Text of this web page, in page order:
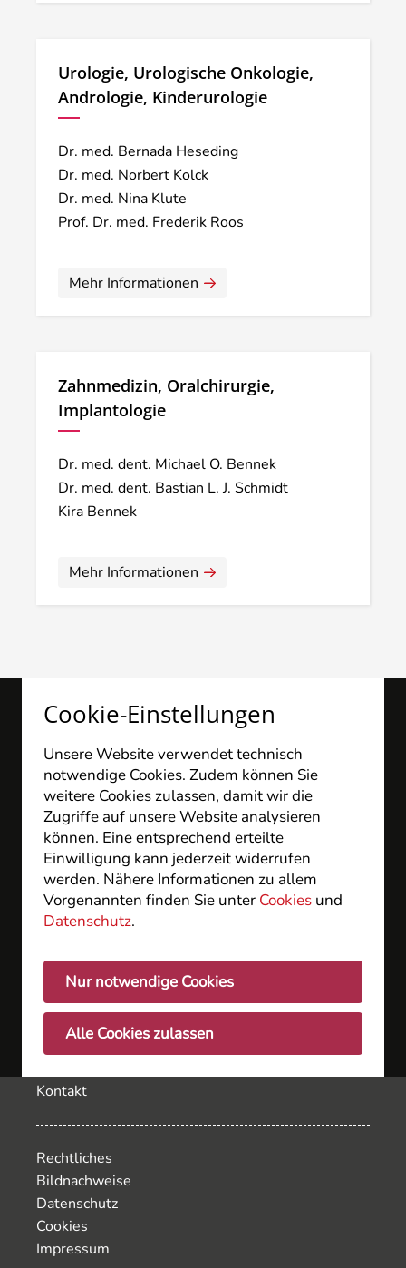
Urologie, Urologische Onkologie,
Andrologie, Kinderurologie
Dr. med. Bernada Heseding
Dr. med. Norbert Kolck
Dr. med. Nina Klute
Prof. Dr. med. Frederik Roos
Mehr Informationen
Zahnmedizin, Oralchirurgie,
Implantologie
Dr. med. dent. Michael O. Bennek
Dr. med. dent. Bastian L. J. Schmidt
Kira Bennek
Mehr Informationen
Cookie-Einstellungen
Unsere Website verwendet technisch
notwendige Cookies. Zudem können Sie
weitere Cookies zulassen, damit wir die
Zugriffe auf unsere Website analysieren
können. Eine entsprechend erteilte
Einwilligung kann jederzeit widerrufen
werden. Nähere Informationen zu allem
Vorgenannten finden Sie unter Cookies und
Datenschutz.
Nur notwendige Cookies
Alle Cookies zulassen
medicum Facharztzentrum
Wiesbaden GbR
Langenbeckplatz 2
D - 65189 Wiesbaden
Inhalt
Fachärzte
Service
Kontakt
Rechtliches
Bildnachweise
Datenschutz
Cookies
Impressum